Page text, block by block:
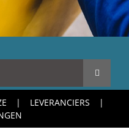
LEVERANCIERS